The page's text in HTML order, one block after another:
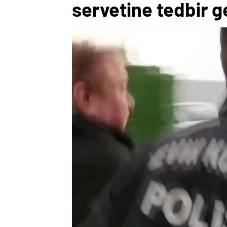
servetine tedbir